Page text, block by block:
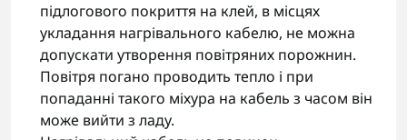
підлогового покриття на клей, в місцях
укладання нагрівального кабелю, не можна
допускати утворення повітряних порожнин.
Повітря погано проводить тепло і при
попаданні такого міхура на кабель з часом він
може вийти з ладу.